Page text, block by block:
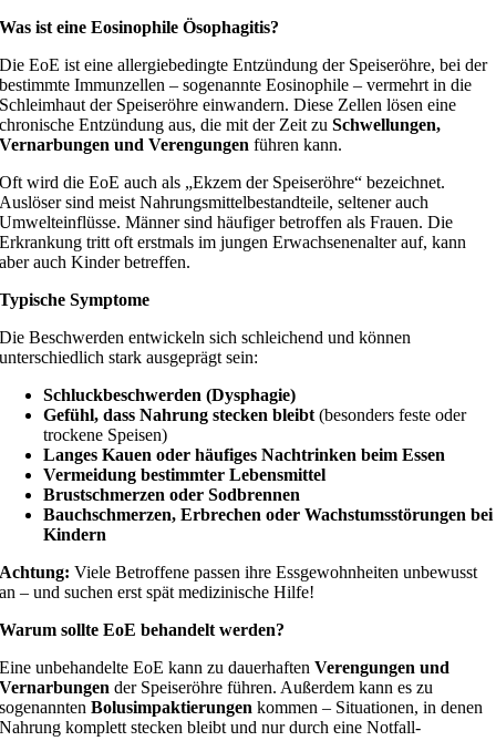
Was ist eine Eosinophile Ösophagitis?
Die EoE ist eine allergiebedingte Entzündung der Speiseröhre, bei der
bestimmte Immunzellen – sogenannte Eosinophile – vermehrt in die
Schleimhaut der Speiseröhre einwandern. Diese Zellen lösen eine
chronische Entzündung aus, die mit der Zeit zuSchwellungen,
Vernarbungen und Verengungen führen kann.
Oft wird die EoE auch als „Ekzem der Speiseröhre“ bezeichnet.
Auslöser sind meist Nahrungsmittelbestandteile, seltener auch
Umwelteinflüsse. Männer sind häufiger betroffen als Frauen. Die
Erkrankung tritt oft erstmals im jungen Erwachsenenalter auf, kann
aber auch Kinder betreffen.
Typische Symptome
Die Beschwerden entwickeln sich schleichend und können
unterschiedlich stark ausgeprägt sein:
Schluckbeschwerden (Dysphagie)
Gefühl, dass Nahrung stecken bleibt (besonders feste oder
trockene Speisen)
Langes Kauen oder häufiges Nachtrinken beim Essen
Vermeidung bestimmter Lebensmittel
Brustschmerzen oder Sodbrennen
Bauchschmerzen, Erbrechen oder Wachstumsstörungen bei
Kindern
Achtung: Viele Betroffene passen ihre Essgewohnheiten unbewusst
an – und suchen erst spät medizinische Hilfe!
Warum sollte EoE behandelt werden?
Eine unbehandelte EoE kann zu dauerhaftenVerengungen und
Vernarbungen der Speiseröhre führen. Außerdem kann es zu
sogenanntenBolusimpaktierungen kommen – Situationen, in denen
Nahrung komplett stecken bleibt und nur durch eine Notfall-